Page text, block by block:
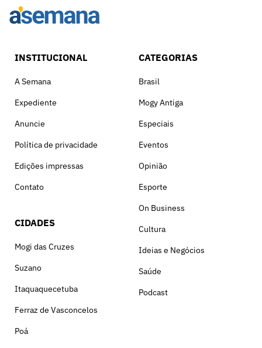
INSTITUCIONAL
A Semana
Expediente
Anuncie
Política de privacidade
Edições impressas
Contato
CIDADES
Mogi das Cruzes
Suzano
Itaquaquecetuba
Ferraz de Vasconcelos
Poá
CATEGORIAS
Brasil
Mogy Antiga
Especiais
Eventos
Opinião
Esporte
On Business
Cultura
Ideias e Negócios
Saúde
Podcast